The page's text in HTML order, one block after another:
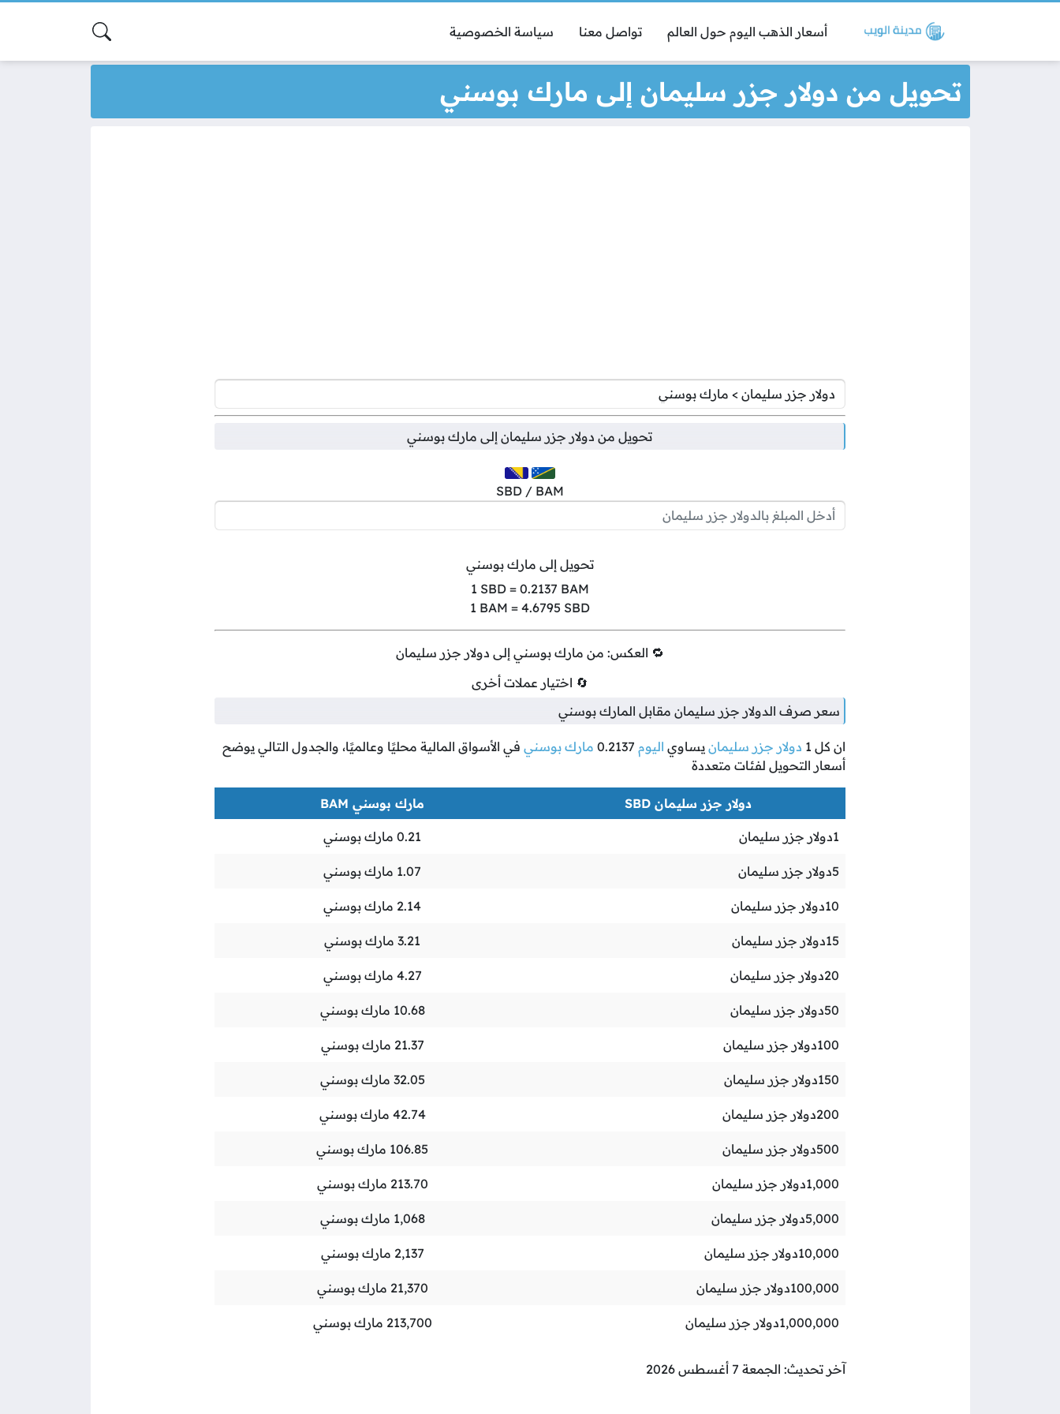
أسعار الذهب اليوم حول العالم تواصل معنا سياسة الخصوصية
تحويل من دولار جزر سليمان إلى مارك بوسني
تحويل من دولار جزر سليمان إلى مارك بوسني
SBD / BAM
تحويل إلى مارك بوسني
1 SBD = 0.2137 BAM
1 BAM = 4.6795 SBD
🔁 العكس: من مارك بوسني إلى دولار جزر سليمان
🔄 اختيار عملات أخرى
سعر صرف الدولار جزر سليمان مقابل المارك بوسني
ان كل 1 دولار جزر سليمان يساوي اليوم 0.2137 مارك بوسني في الأسواق المالية محليًا وعالميًا، والجدول التالي يوضح
أسعار التحويل لفئات متعددة
دولار جزر سليمان SBD مارك بوسني BAM
1دولار جزر سليمان 0.21 مارك بوسني
5دولار جزر سليمان 1.07 مارك بوسني
10دولار جزر سليمان 2.14 مارك بوسني
15دولار جزر سليمان 3.21 مارك بوسني
20دولار جزر سليمان 4.27 مارك بوسني
50دولار جزر سليمان 10.68 مارك بوسني
100دولار جزر سليمان 21.37 مارك بوسني
150دولار جزر سليمان 32.05 مارك بوسني
200دولار جزر سليمان 42.74 مارك بوسني
500دولار جزر سليمان 106.85 مارك بوسني
1,000دولار جزر سليمان 213.70 مارك بوسني
5,000دولار جزر سليمان 1,068 مارك بوسني
10,000دولار جزر سليمان 2,137 مارك بوسني
100,000دولار جزر سليمان 21,370 مارك بوسني
1,000,000دولار جزر سليمان 213,700 مارك بوسني
آخر تحديث: الجمعة 7 أغسطس 2026